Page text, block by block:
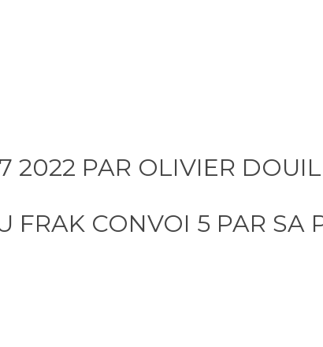
2022 PAR OLIVIER
FRAK CONVOI 5 PAR SA